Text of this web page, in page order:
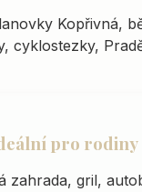
Kopřivná,
cyklostezky,
pro rodiny
zahrada, gril,